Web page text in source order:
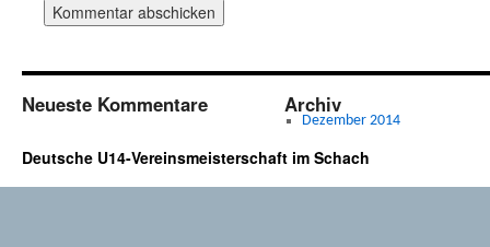
Neueste Kommentare Archiv
Dezember 2014
Deutsche U14-Vereinsmeisterschaft im Schach